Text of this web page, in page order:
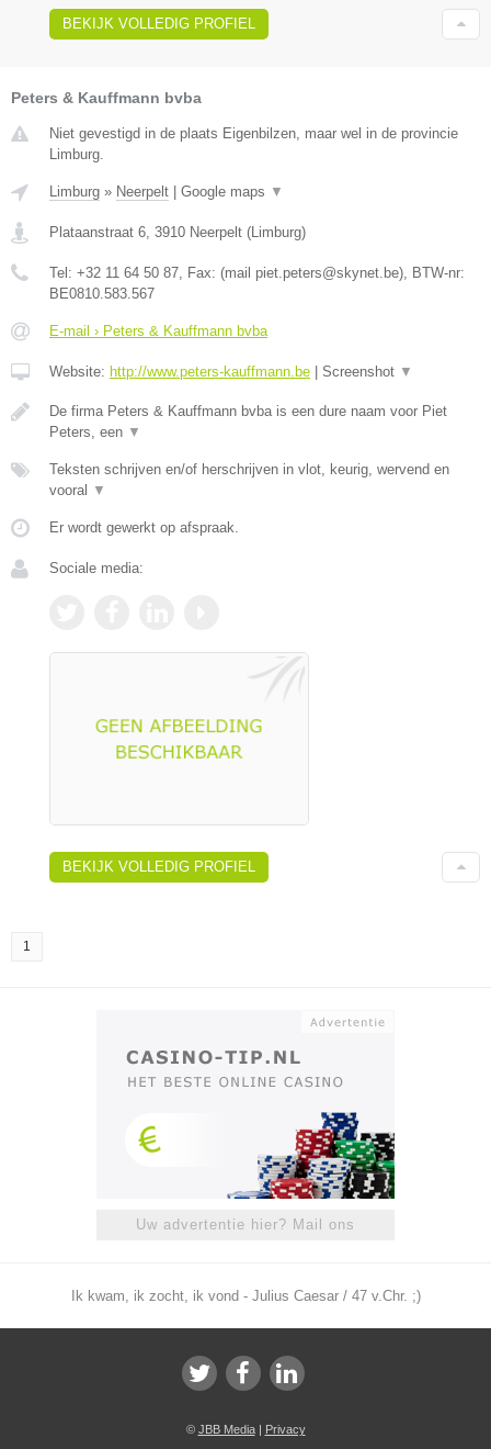
BEKIJK VOLLEDIG PROFIEL
Peters & Kauffmann bvba
Niet gevestigd in de plaats Eigenbilzen, maar wel in de provincie
Limburg.
Limburg » Neerpelt | Google maps ▼
Plataanstraat 6 3910 Neerpelt (Limburg)
Tel: +32 11 64 50 87 , Fax: (mail piet.peters@skynet.be) , BTW-nr:
BE0810.583.567
E-mail › Peters & Kauffmann bvba
Website: http://www.peters-kauffmann.be | Screenshot ▼
De firma Peters & Kauffmann bvba is een dure naam voor Piet
Peters, een ▼
Teksten schrijven en/of herschrijven in vlot, keurig, wervend en
vooral ▼
Er wordt gewerkt op afspraak.
Sociale media:
BEKIJK VOLLEDIG PROFIEL
1
Uw advertentie hier? Mail ons
Ik kwam, ik zocht, ik vond - Julius Caesar / 47 v.Chr. ;)
© JBB Media| Privacy